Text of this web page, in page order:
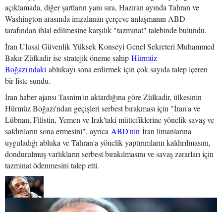
açıklamada, diğer şartların yanı sıra, Haziran ayında Tahran ve
Washington arasında imzalanan çerçeve anlaşmanın ABD
tarafından ihlal edilmesine karşılık "tazminat" talebinde bulundu.
İran Ulusal Güvenlik Yüksek Konseyi Genel Sekreteri Muhammed
Bakır Zülkadir ise stratejik öneme sahip Hürmüz
Boğazı'ndaki ablukayı sona erdirmek için çok sayıda talep içeren
bir liste sundu.
İran haber ajansı Tasnim'in aktardığına göre Zülkadir, ülkesinin
Hürmüz Boğazı'ndan geçişleri serbest bırakması için "İran'a ve
Lübnan, Filistin, Yemen ve Irak'taki müttefiklerine yönelik savaş ve
saldırıların sona ermesini", ayrıca ABD'nin İran limanlarına
uyguladığı abluka ve Tahran'a yönelik yaptırımların kaldırılmasını,
dondurulmuş varlıkların serbest bırakılmasını ve savaş zararları için
tazminat ödenmesini talep etti.